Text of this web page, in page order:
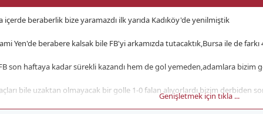
içerde beraberlik bize yaramazdı ilk yarıda Kadıköy'de yenilmiştik
Yen'de berabere kalsak bile FB'yi arkamızda tutacaktık,Bursa ile de
son haftaya kadar sürekli kazandı hem de gol yemeden,adamlara bizim
bile uzaktan olmayacak bir golle 1-0 falan alıyorlardı,bizim derbiden
Genişletmek için tıkla ...